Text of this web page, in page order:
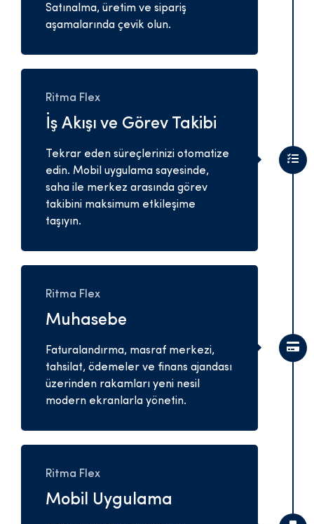
Satınalma, üretim ve sipariş
aşamalarında çevik olun.
Ritma Flex
İş Akışı ve Görev Takibi
Tekrar eden süreçlerinizi otomatize
edin. Mobil uygulama sayesinde,
saha ile merkez arasında görev
takibini maksimum etkileşime
taşıyın.
Ritma Flex
Muhasebe
Faturalandırma, masraf merkezi,
tahsilat, ödemeler ve finans ajandası
üzerinden rakamları yeni nesil
modern ekranlarla yönetin.
Ritma Flex
Mobil Uygulama